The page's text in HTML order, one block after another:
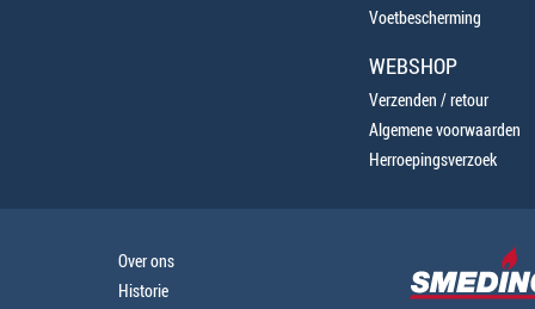
Voetbescherming
WEBSHOP
Verzenden / retour
Algemene voorwaarden
Herroepingsverzoek
Over ons
Historie